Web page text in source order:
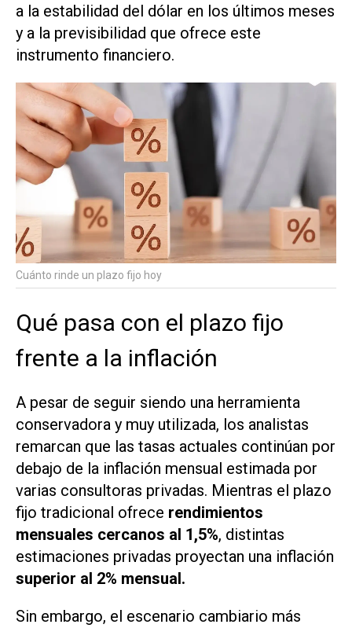
a la estabilidad del dólar en los últimos meses
y a la previsibilidad que ofrece este
instrumento financiero.
Cuánto rinde un plazo fijo hoy
Qué pasa con el plazo fijo
frente a la inflación
A pesar de seguir siendo una herramienta
conservadora y muy utilizada, los analistas
remarcan que las tasas actuales continúan por
debajo de la inflación mensual estimada por
varias consultoras privadas. Mientras el plazo
fijo tradicional ofrece rendimientos
mensuales cercanos al 1,5%, distintas
estimaciones privadas proyectan una inflación
superior al 2% mensual.
Sin embargo, el escenario cambiario más